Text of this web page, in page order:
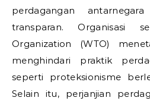
perdagangan
transparan. Organisasi
Organization (WTO)
menghindari praktik
seperti proteksionisme
Selain itu, perjanjian